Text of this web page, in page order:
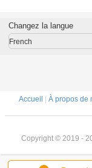
besoins du client
par biens pour
rouleau
Changez la langue
French
Accueil | À propos de
Copyright © 2019 -